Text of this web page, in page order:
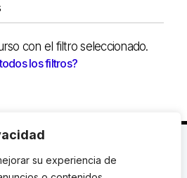
su experiencia de
con el filtro seleccionado.
los filtros?
Barcelona |T.: +34 93